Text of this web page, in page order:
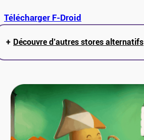
Télécharger F-Droid
+ Découvre d’autres stores alternatifs